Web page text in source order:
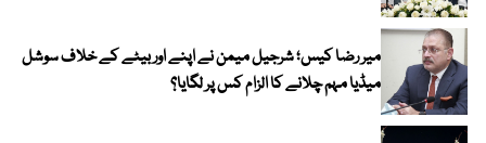
میر رضا کیس؛ شرجیل میمن نے اپنے اور بیٹے کے خلاف سوشل
میڈیا مہم چلانے کا الزام کس پر لگایا؟